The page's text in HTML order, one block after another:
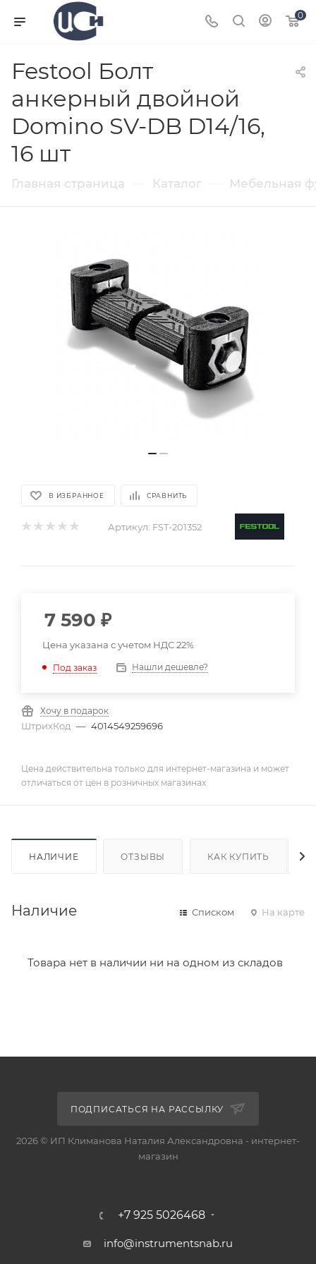
0
Festool Болт
анкерный двойной
Domino SV-DB D14/16,
16 шт
Главная страница Каталог Мебельная
В ИЗБРАННОЕ СРАВНИТЬ
Артикул: FST-201352
7 590 ₽
Цена указана с учетом НДС 22%
Под заказ Нашли дешевле?
Хочу в подарок
ШтрихКод — 4014549259696
Цена действительна только для интернет-магазина и может
отличаться от цен в розничных магазинах
НАЛИЧИЕ ОТЗЫВЫ КАК КУПИТЬ
Наличие Списком На карте
Товара нет в наличии ни на одном из складов
ПОДПИСАТЬСЯ НА РАССЫЛКУ
2026 © ИП Климанова Наталия Александровна - интернет-
магазин
+7 925 5026468
info@instrumentsnab.ru